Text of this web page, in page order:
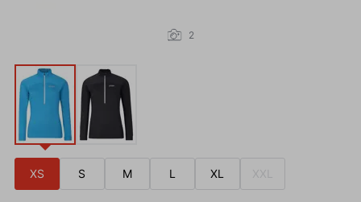
2
XS S M L XL XXL